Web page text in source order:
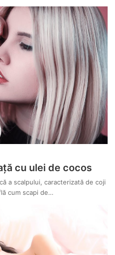
cu ulei de cocos
a scalpului, caracterizată de coji
cum scapi de…